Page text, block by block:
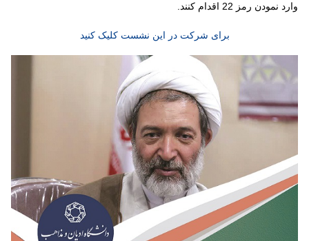
وارد نمودن رمز 22 اقدام کنند.
برای شرکت در این نشست کلیک کنید